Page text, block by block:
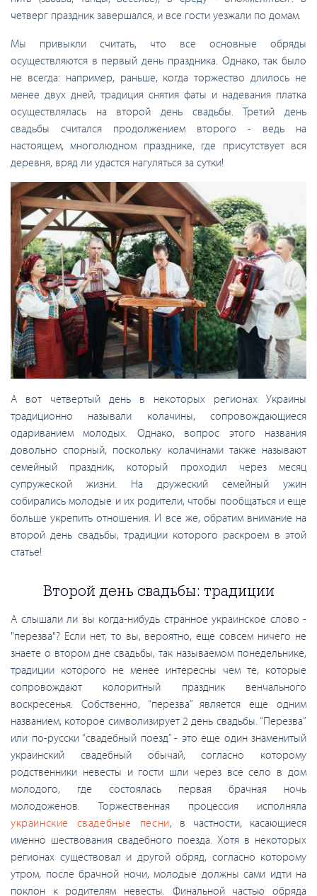
четверг праздник завершался, и все гости уезжали по домам.
Мы привыкли считать, что все основные обряды
осуществляются в первый день праздника. Однако, так было
не всегда: например, раньше, когда торжество длилось не
менее двух дней, традиция снятия фаты и надевания платка
осуществлялась на второй день свадьбы. Третий день
свадьбы считался продолжением второго - ведь на
настоящем, многолюдном празднике, где присутствует вся
деревня, вряд ли удастся нагуляться за сутки!
А вот четвертый день в некоторых регионах Украины
традиционно называли колачины, сопровождающиеся
одариванием молодых. Однако, вопрос этого названия
довольно спорный, поскольку колачинами также называют
семейный праздник, который проходил через месяц
супружеской жизни. На дружеский семейный ужин
собирались молодые и их родители, чтобы пообщаться и еще
больше укрепить отношения. И все же, обратим внимание на
второй день свадьбы, традиции которого раскроем в этой
статье!
Второй день свадьбы: традиции
А слышали ли вы когда-нибудь странное украинское слово -
"перезва"? Если нет, то вы, вероятно, еще совсем ничего не
знаете о втором дне свадьбы, так называемом понедельнике,
традиции которого не менее интересны чем те, которые
сопровождают колоритный праздник венчального
воскресенья. Собственно, “перезва” является еще одним
названием, которое символизирует 2 день свадьбы. “Перезва”
или по-русски “свадебный поезд” - это еще один знаменитый
украинский свадебный обычай, согласно которому
родственники невесты и гости шли через все село в дом
молодого, где состоялась первая брачная ночь
молодоженов. Торжественная процессия исполняла
украинские свадебные песни, в частности, касающиеся
именно шествования свадебного поезда. Хотя в некоторых
регионах существовал и другой обряд, согласно которому
утром, после брачной ночи, молодые должны сами идти на
поклон к родителям невесты. Финальной частью обряда